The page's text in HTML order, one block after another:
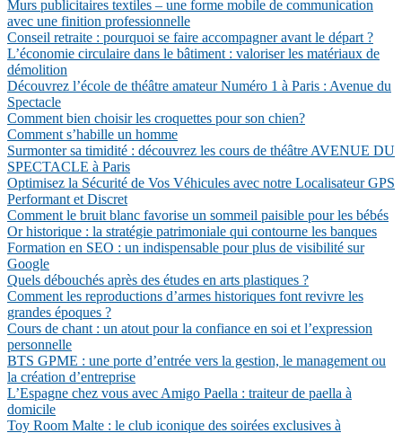
Murs publicitaires textiles – une forme mobile de communication
avec une finition professionnelle
Conseil retraite : pourquoi se faire accompagner avant le départ ?
L’économie circulaire dans le bâtiment : valoriser les matériaux de
démolition
Découvrez l’école de théâtre amateur Numéro 1 à Paris : Avenue du
Spectacle
Comment bien choisir les croquettes pour son chien?
Comment s’habille un homme
Surmonter sa timidité : découvrez les cours de théâtre AVENUE DU
SPECTACLE à Paris
Optimisez la Sécurité de Vos Véhicules avec notre Localisateur GPS
Performant et Discret
Comment le bruit blanc favorise un sommeil paisible pour les bébés
Or historique : la stratégie patrimoniale qui contourne les banques
Formation en SEO : un indispensable pour plus de visibilité sur
Google
Quels débouchés après des études en arts plastiques ?
Comment les reproductions d’armes historiques font revivre les
grandes époques ?
Cours de chant : un atout pour la confiance en soi et l’expression
personnelle
BTS GPME : une porte d’entrée vers la gestion, le management ou
la création d’entreprise
L’Espagne chez vous avec Amigo Paella : traiteur de paella à
domicile
Toy Room Malte : le club iconique des soirées exclusives à